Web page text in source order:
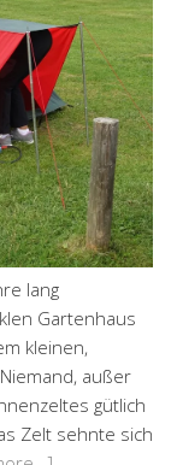
lang
Gartenhaus
kleinen,
außer
gütlich
Zelt sehnte sich